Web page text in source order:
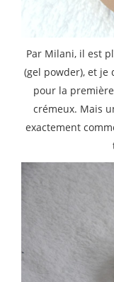
Par Milani, il est
(gel powder), et je
pour la
crémeux. Mais
exactement